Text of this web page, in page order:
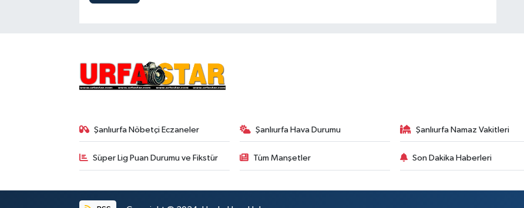
Şanlıurfa Nöbetçi Eczaneler Şanlıurfa Hava Durumu Şanlıurfa Namaz Vakitleri
Süper Lig Puan Durumu ve Fikstür Tüm Manşetler Son Dakika Haberleri